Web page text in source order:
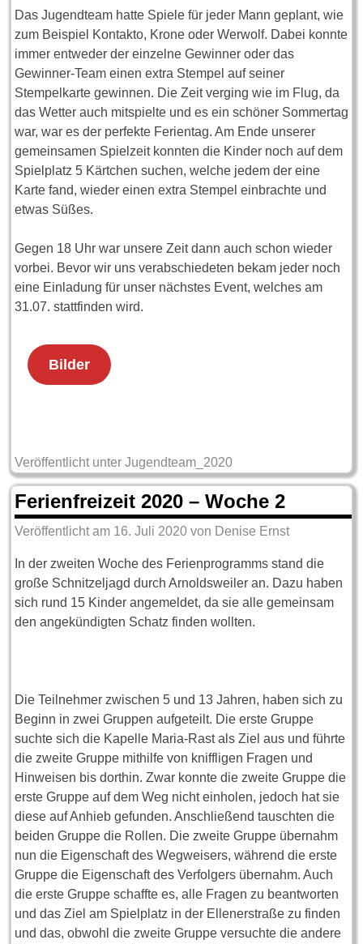
Das Jugendteam hatte Spiele für jeder Mann geplant, wie
zum Beispiel Kontakto, Krone oder Werwolf. Dabei konnte
immer entweder der einzelne Gewinner oder das
Gewinner-Team einen extra Stempel auf seiner
Stempelkarte gewinnen. Die Zeit verging wie im Flug, da
das Wetter auch mitspielte und es ein schöner Sommertag
war, war es der perfekte Ferientag. Am Ende unserer
gemeinsamen Spielzeit konnten die Kinder noch auf dem
Spielplatz 5 Kärtchen suchen, welche jedem der eine
Karte fand, wieder einen extra Stempel einbrachte und
etwas Süßes.
Gegen 18 Uhr war unsere Zeit dann auch schon wieder
vorbei. Bevor wir uns verabschiedeten bekam jeder noch
eine Einladung für unser nächstes Event, welches am
31.07. stattfinden wird.
Bilder
Veröffentlicht unter Jugendteam_2020
Ferienfreizeit 2020 – Woche 2
Veröffentlicht am 16. Juli 2020 von Denise Ernst
In der zweiten Woche des Ferienprogramms stand die
große Schnitzeljagd durch Arnoldsweiler an. Dazu haben
sich rund 15 Kinder angemeldet, da sie alle gemeinsam
den angekündigten Schatz finden wollten.
Die Teilnehmer zwischen 5 und 13 Jahren, haben sich zu
Beginn in zwei Gruppen aufgeteilt. Die erste Gruppe
suchte sich die Kapelle Maria-Rast als Ziel aus und führte
die zweite Gruppe mithilfe von kniffligen Fragen und
Hinweisen bis dorthin. Zwar konnte die zweite Gruppe die
erste Gruppe auf dem Weg nicht einholen, jedoch hat sie
diese auf Anhieb gefunden. Anschließend tauschten die
beiden Gruppe die Rollen. Die zweite Gruppe übernahm
nun die Eigenschaft des Wegweisers, während die erste
Gruppe die Eigenschaft des Verfolgers übernahm. Auch
die erste Gruppe schaffte es, alle Fragen zu beantworten
und das Ziel am Spielplatz in der Ellenerstraße zu finden
und das, obwohl die zweite Gruppe versuchte die andere